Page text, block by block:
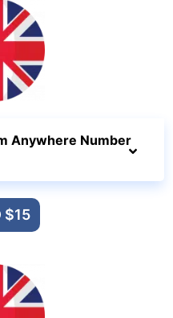
Anywhere Number
$15